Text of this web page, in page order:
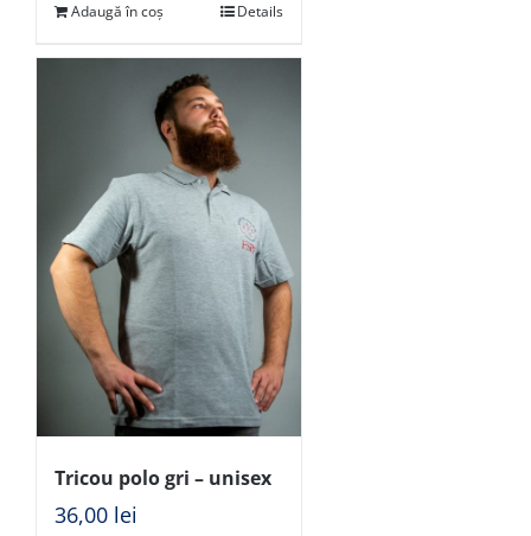
Adaugă în coș Details
Tricou polo gri – unisex
36,00 lei